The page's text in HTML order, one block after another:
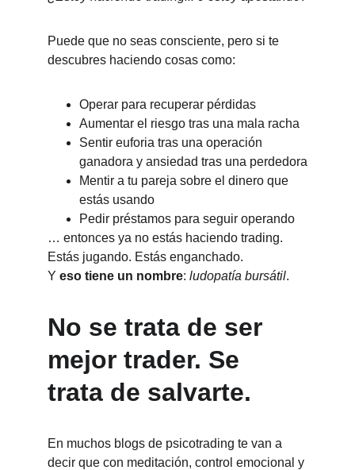
Puede que no seas consciente, pero si te
descubres haciendo cosas como:
Operar para recuperar pérdidas
Aumentar el riesgo tras una mala racha
Sentir euforia tras una operación
ganadora y ansiedad tras una perdedora
Mentir a tu pareja sobre el dinero que
estás usando
Pedir préstamos para seguir operando
… entonces ya no estás haciendo trading.
Estás jugando. Estás enganchado.
Y eso tiene un nombre: ludopatía bursátil.
No se trata de ser
mejor trader. Se
trata de salvarte.
En muchos blogs de psicotrading te van a
decir que con meditación, control emocional y